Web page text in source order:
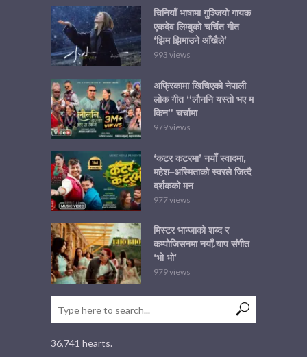
चिनियाँ भाषामा गुञ्जियो गायक
एकदेव लिम्बुको चर्चित गीत
‘झिम झिमाउने आँखैले’
993 views
अफ्रिकामा खिचिएको नेपाली
लोक गीत “लौननि यस्तो भए म
किन” चर्चामा
979 views
‘कटर कटरमा’ नयाँ स्वादमा,
महेश–अस्मिताको स्वरले जित्दै
दर्शकको मन
977 views
मिस्टर भान्जाको शब्द र
कम्पोजिसनमा नयाँ र्‍याप संगीत
‘भो भो’
979 views
36,741 hearts.